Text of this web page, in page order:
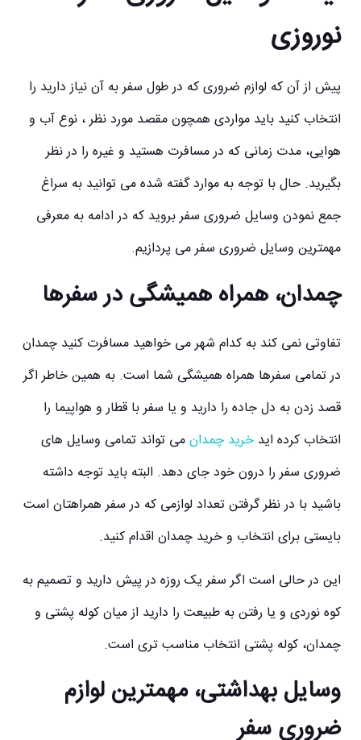
نوروزی
پیش از آن که لوازم ضروری که در طول سفر به آن نیاز دارید را
انتخاب کنید باید مواردی همچون مقصد مورد نظر ، نوع آب و
هوایی، مدت زمانی که در مسافرت هستید و غیره را در نظر
بگیرید. حال با توجه به موارد گفته شده می توانید به سراغ
جمع نمودن وسایل ضروری سفر بروید که در ادامه به معرفی
مهمترین وسایل ضروری سفر می پردازیم.
چمدان، همراه همیشگی در سفرها
تفاوتی نمی کند به کدام شهر می خواهید مسافرت کنید چمدان
در تمامی سفرها همراه همیشگی شما است. به همین خاطر اگر
قصد زدن به دل جاده را دارید و یا سفر با قطار و هواپیما را
انتخاب کرده اید خرید چمدانمی تواند تمامی وسایل های
ضروری سفر را درون خود جای دهد. البته باید توجه داشته
باشید با در نظر گرفتن تعداد لوازمی که در سفر همراهتان است
بایستی برای انتخاب و خرید چمدان اقدام کنید.
این در حالی است اگر سفر یک روزه در پیش دارید و تصمیم به
کوه نوردی و یا رفتن به طبیعت را دارید از میان کوله پشتی و
چمدان، کوله پشتی انتخاب مناسب تری است.
وسایل بهداشتی، مهمترین لوازم
ضروری سفر